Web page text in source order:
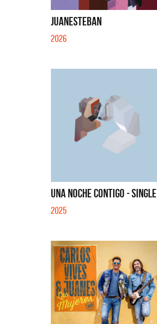
JUANESTEBAN
2026
UNA NOCHE CONTIGO - SINGLE
2025